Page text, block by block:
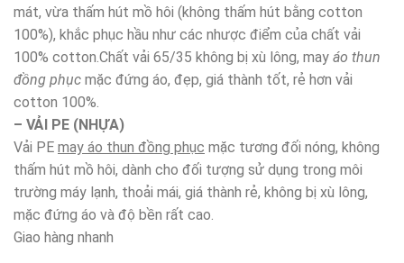
mát, vừa thấm hút mồ hôi (không thấm hút bằng cotton
100%), khắc phục hầu như các nhược điểm của chất vải
100% cotton.Chất vải 65/35 không bị xù lông, may áo thun
đồng phục mặc đứng áo, đẹp, giá thành tốt, rẻ hơn vải
cotton 100%.
– VẢI PE (NHỰA)
Vải PE may áo thun đồng phục mặc tương đối nóng, không
thấm hút mồ hôi, dành cho đối tượng sử dụng trong môi
trường máy lạnh, thoải mái, giá thành rẻ, không bị xù lông,
mặc đứng áo và độ bền rất cao.
Giao hàng nhanh